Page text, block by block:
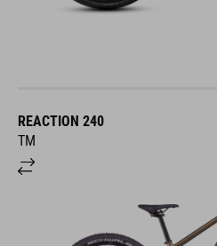
REACTION 240
TM